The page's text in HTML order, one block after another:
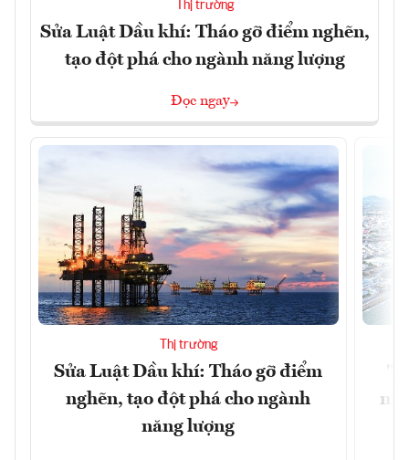
Thị trường
Sửa Luật Dầu khí: Tháo gỡ điểm nghẽn,
tạo đột phá cho ngành năng lượng
Đọc ngay
Thị trường
Sửa Luật Dầu khí: Tháo gỡ điểm
nghẽn, tạo đột phá cho ngành
năng lượng